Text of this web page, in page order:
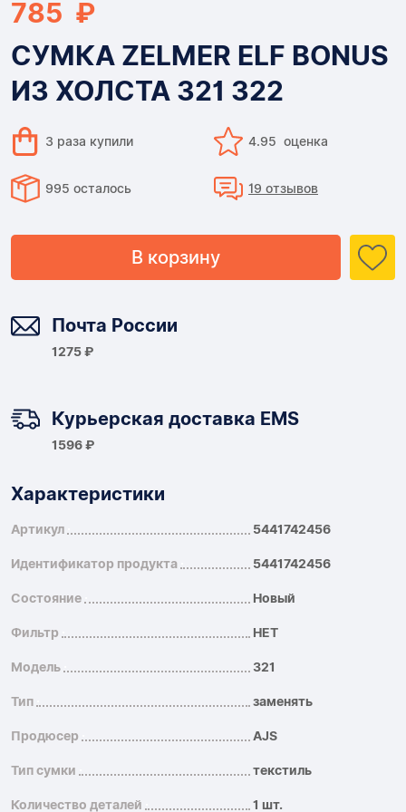
785 ₽
СУМКА ZELMER ELF BONUS
ИЗ ХОЛСТА 321 322
3 раза купили 4.95 оценка
995 осталось 19 отзывов
В корзину
Почта России
1275 ₽
Курьерская доставка EMS
1596 ₽
Характеристики
Артикул 5441742456
Идентификатор продукта 5441742456
Состояние Новый
Фильтр НЕТ
Модель 321
Тип заменять
Продюсер AJS
Тип сумки текстиль
Количество деталей 1 шт.